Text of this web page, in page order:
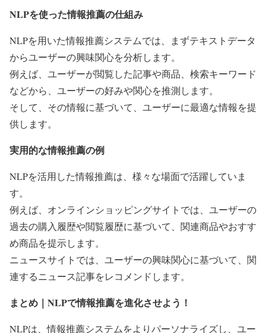
NLPを使った情報推薦の仕組み
NLPを用いた情報推薦システムでは、まずテキストデータ
からユーザーの興味関心を分析します。
例えば、ユーザーが閲覧した記事や商品、検索キーワード
などから、ユーザーの好みや関心を推測します。
そして、その情報に基づいて、ユーザーに最適な情報を提
供します。
実用的な情報推薦の例
NLPを活用した情報推薦は、様々な場面で活躍していま
す。
例えば、オンラインショッピングサイトでは、ユーザーの
過去の購入履歴や閲覧履歴に基づいて、関連商品やおすす
め商品を提示します。
ニュースサイトでは、ユーザーの興味関心に基づいて、関
連するニュース記事をレコメンドします。
まとめ｜NLPで情報推薦を進化させよう！
NLPは、情報推薦システムをよりパーソナライズし、ユー